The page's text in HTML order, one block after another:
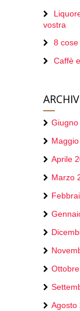
vostra
8
Caffè
Giugno
Aprile
Marzo
Agosto